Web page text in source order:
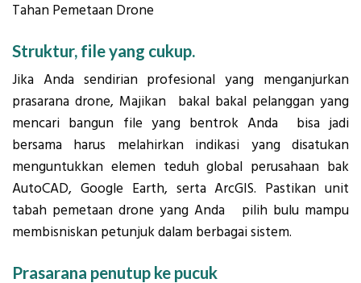
Tahan Pemetaan Drone
Struktur, file yang cukup.
Jika Anda sendirian profesional yang menganjurkan
prasarana drone, Majikan bakal bakal pelanggan yang
mencari bangun file yang bentrok Anda bisa jadi
bersama harus melahirkan indikasi yang disatukan
menguntukkan elemen teduh global perusahaan bak
AutoCAD, Google Earth, serta ArcGIS. Pastikan unit
tabah pemetaan drone yang Anda pilih bulu mampu
membisniskan petunjuk dalam berbagai sistem.
Prasarana penutup ke pucuk